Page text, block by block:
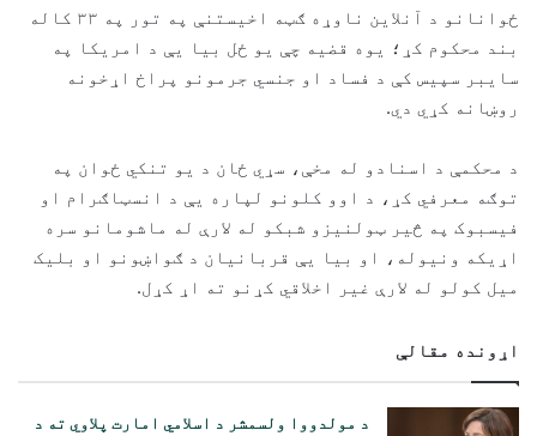
ځوانانو د آنلاین ناوړه ګټه اخیستنې په تور په ۳۳ کاله
بند محکوم کړ؛ یوه قضیه چې یو ځل بیا یې د امریکا په
سایبر سپیس کې د فساد او جنسي جرمونو پراخ اړخونه
روښانه کړي دي.
د محکمې د اسنادو له مخې، سړي ځان د یو تنکي ځوان په
توګه معرفي کړ، د اوو کلونو لپاره یې د انسټاګرام او
فیسبوک په څیر ټولنیزو شبکو له لارې له ماشومانو سره
اړیکه ونیوله، او بیا یې قربانیان د ګواښونو او بلیک
میل کولو له لارې غیر اخلاقي کړنو ته اړ کړل.
اړونده مقالې
د مولدووا ولسمشر د اسلامي امارت پلاوي ته د